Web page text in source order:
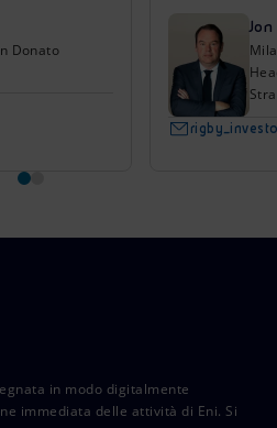
Donato
in modo digitalmente
immediata delle attività di Eni. Si